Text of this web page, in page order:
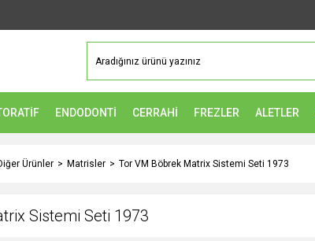
ENDODONTİ CERRAHİ FREZLER ALETLER
Ürünler Matrisler Tor VM Böbrek Matrix Sistemi Seti 1973
Sistemi Seti 1973